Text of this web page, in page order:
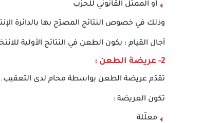
أو الممثل القانوني للحزب
وذلك في خصوص النتائج المصرّح بها بالدائرة
آجال القيام : يكون الطعن في النتائج الأولية للانتخابات في أجل أقصاه 3 أيام
2- عريضة الطعن :
تقدّم عريضة الطعن بواسطة محام لدى التعقيب.
تكون العريضة :
معلّلة